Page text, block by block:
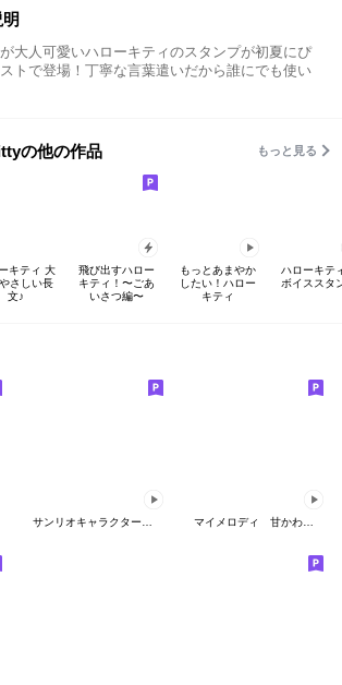
大人可愛いハローキティのスタンプが初夏にぴ
トで登場！丁寧な言葉遣いだから誰にでも使い
の他の作品 もっと見る
キティ 大
さしい長
文♪
飛び出すハロー
キティ！〜ごあ
いさつ編〜
もっとあまやか
したい！ハロー
キティ
ハローキ
ボイススタ
サンリオキャラクターズ エンジェル マイメロディ 甘かわデザイン♪